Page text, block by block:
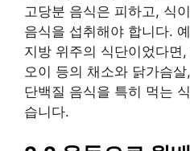
고당분 음식은 피하고, 식
음식을 섭취해야 합니다.
지방 위주의 식단이었다면
오이 등의 채소와 닭가슴
단백질 음식을 특히 먹는
습니다.